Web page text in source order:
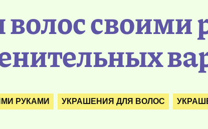
волос
РУКАМИ УКРАШЕНИЯ ДЛЯ ВОЛОС